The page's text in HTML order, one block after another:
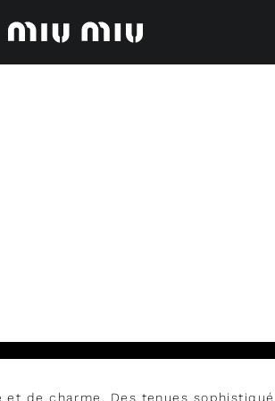
et de charme. Des tenues